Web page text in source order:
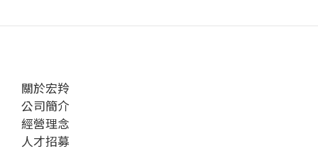
關於宏羚
公司簡介
經營理念
人才招募